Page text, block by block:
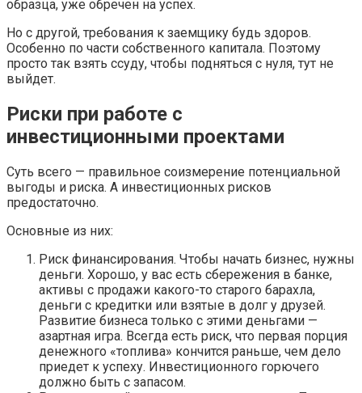
образца, уже обречен на успех.
Но с другой, требования к заемщику будь здоров.
Особенно по части собственного капитала. Поэтому
просто так взять ссуду, чтобы подняться с нуля, тут не
выйдет.
Риски при работе с
инвестиционными проектами
Суть всего — правильное соизмерение потенциальной
выгоды и риска. А инвестиционных рисков
предостаточно.
Основные из них:
Риск финансирования. Чтобы начать бизнес, нужны
деньги. Хорошо, у вас есть сбережения в банке,
активы с продажи какого-то старого барахла,
деньги с кредитки или взятые в долг у друзей.
Развитие бизнеса только с этими деньгами —
азартная игра. Всегда есть риск, что первая порция
денежного «топлива» кончится раньше, чем дело
приедет к успеху. Инвестиционного горючего
должно быть с запасом.